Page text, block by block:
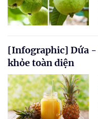
[Infographic] Dứa -
khỏe toàn diện